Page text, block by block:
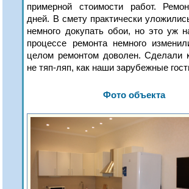
примерной стоимости работ.
дней. В смету практически
немного докупать обои, но это уж
процессе ремонта немного
целом ремонтом доволен. Сделали
не тяп-ляп, как наши зарубежные
Фото объекта